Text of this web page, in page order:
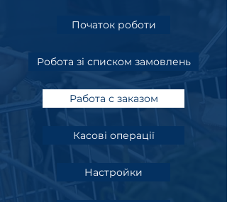
Початок роботи
Робота зі списком замовлень
Работа с заказом
Касові операції
Настройки